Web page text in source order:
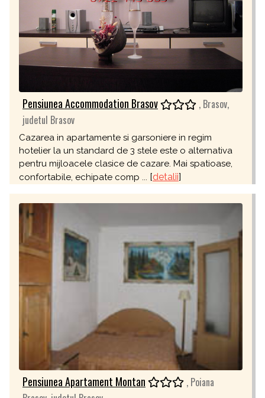
Pensiunea Accommodation Brasov
, Brasov,
judetul Brasov
Cazarea in apartamente si garsoniere in regim
hotelier la un standard de 3 stele este o alternativa
pentru mijloacele clasice de cazare. Mai spatioase,
confortabile, echipate comp ... [detalii]
Pensiunea Apartament Montan
, Poiana